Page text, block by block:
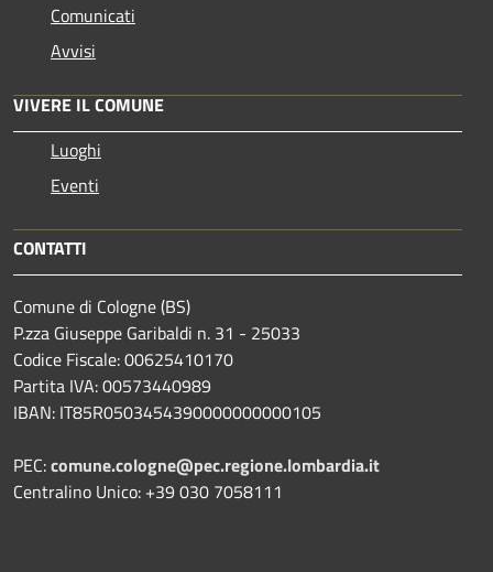
Comunicati
Avvisi
VIVERE IL COMUNE
Luoghi
Eventi
CONTATTI
Comune di Cologne (BS)
P.zza Giuseppe Garibaldi n. 31 - 25033
Codice Fiscale: 00625410170
Partita IVA: 00573440989
IBAN: IT85R0503454390000000000105
PEC:comune.cologne@pec.regione.lombardia.it
Centralino Unico: +39 030 7058111